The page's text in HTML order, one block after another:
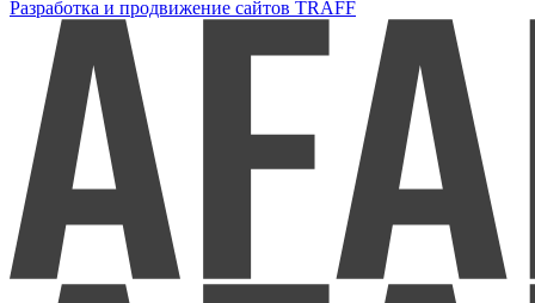
Разработка и продвижение сайтов TRAFF